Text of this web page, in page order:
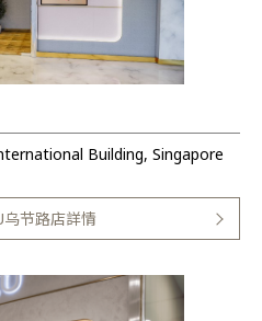
Building, Singapore
节路店詳情